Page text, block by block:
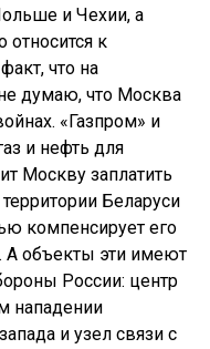
и Чехии, а
к
что на
думаю, что Москва
«Газпром» и
и нефть для
Москву заплатить
Беларуси
компенсирует его
А объекты эти имеют
России: центр
нападении
и узел связи с